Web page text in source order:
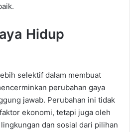
Hidup
selektif dalam membuat
perubahan gaya
jawab. Perubahan ini tidak
ekonomi, tetapi juga oleh
dan sosial dari pilihan